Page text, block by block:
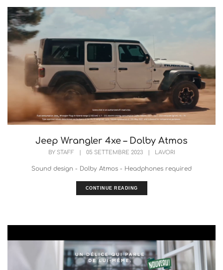
Jeep Wrangler 4xe – Dolby Atmos
BY STAFF | 05 SETTEMBRE 2023 | LAVORI
Sound design - Dolby Atmos - Headphones required
CONTINUE READING